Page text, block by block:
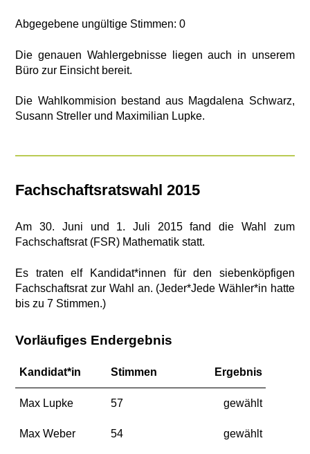
Abgegebene ungültige Stimmen: 0
Die genauen Wahlergebnisse liegen auch in unserem
Büro zur Einsicht bereit.
Die Wahlkommision bestand aus Magdalena Schwarz,
Susann Streller und Maximilian Lupke.
Fachschaftsratswahl 2015
Am 30. Juni und 1. Juli 2015 fand die Wahl zum
Fachschaftsrat (FSR) Mathematik statt.
Es traten elf Kandidat*innen für den siebenköpfigen
Fachschaftsrat zur Wahl an. (Jeder*Jede Wähler*in hatte
bis zu 7 Stimmen.)
Vorläufiges Endergebnis
Kandidat*in Stimmen Ergebnis
Max Lupke 57 gewählt
Max Weber 54 gewählt